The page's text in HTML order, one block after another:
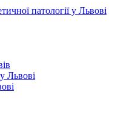
патології у Львові
Львові